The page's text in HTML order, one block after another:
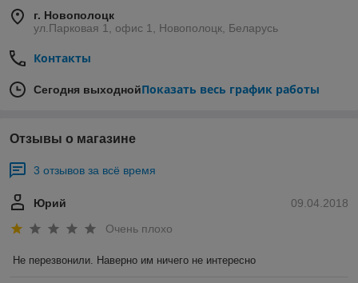
г. Новополоцк
ул.Парковая 1, офис 1, Новополоцк, Беларусь
Контакты
Сегодня выходнойПоказать весь график работы
Отзывы о магазине
3 отзывов за всё время
09.04.2018
Юрий
Очень плохо
Не перезвонили. Наверно им ничего не интересно